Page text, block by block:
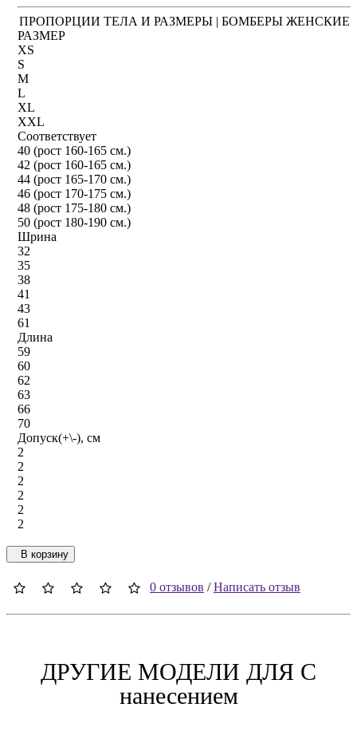
ПРОПОРЦИИ ТЕЛА И РАЗМЕРЫ | БОМБЕРЫ ЖЕНСКИЕ
РАЗМЕР
XS
S
M
L
XL
XXL
Соответствует
40 (рост 160-165 см.)
42 (рост 160-165 см.)
44 (рост 165-170 см.)
46 (рост 170-175 см.)
48 (рост 175-180 см.)
50 (рост 180-190 см.)
Шрина
32
35
38
41
43
61
Длина
59
60
62
63
66
70
Допуск(+\-), см
2
2
2
2
2
2
В корзину
0 отзывов /Написать отзыв
ДРУГИЕ МОДЕЛИ ДЛЯ C
нанесением